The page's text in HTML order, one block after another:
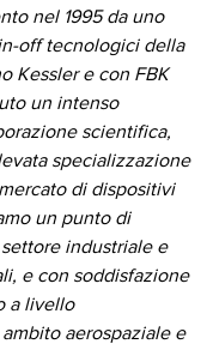
nel 1995 da uno
off tecnologici della
Kessler e con FBK
un intenso
scientifica,
specializzazione
di dispositivi
un punto di
industriale e
e con soddisfazione
a livello
aerospaziale e